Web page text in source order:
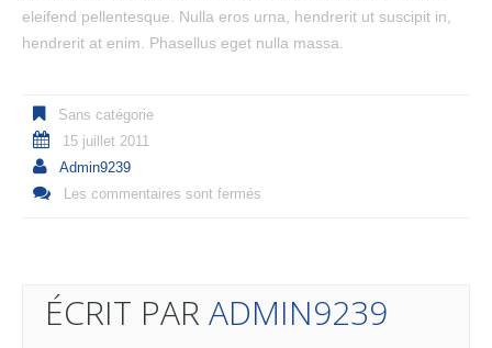
eleifend pellentesque. Nulla eros urna, hendrerit ut suscipit in,
hendrerit at enim. Phasellus eget nulla massa.
Sans catégorie
15 juillet 2011
Admin9239
Les commentaires sont fermés
ÉCRIT PAR ADMIN9239